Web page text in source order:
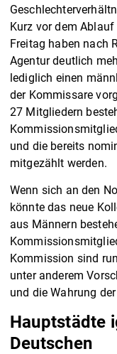
Kurz vor dem
Freitag haben nach
Agentur deutlich
lediglich einen
der Kommissare
27 Mitgliedern
und die bereits
mitgezählt werden.
Wenn sich an den
könnte das neue
aus Männern
Kommission sind
unter anderem
und die Wahrung
Hauptstädte
Deutschen